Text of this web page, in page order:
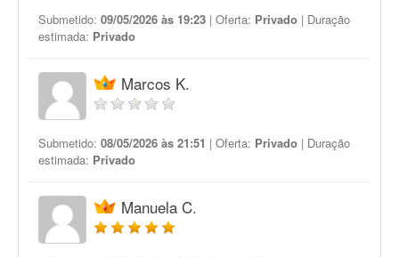
Submetido: 09/05/2026 às 19:23 | Oferta: Privado | Duração
estimada: Privado
Marcos K.
Submetido: 08/05/2026 às 21:51 | Oferta: Privado | Duração
estimada: Privado
Manuela C.